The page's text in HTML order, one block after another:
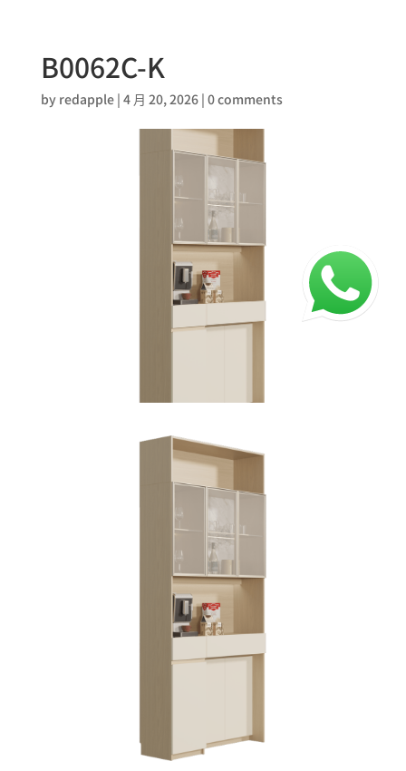
B0062C-K
by redapple| 4 月 20, 2026| 0 comments